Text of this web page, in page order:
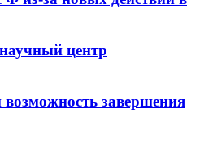
центр
завершения